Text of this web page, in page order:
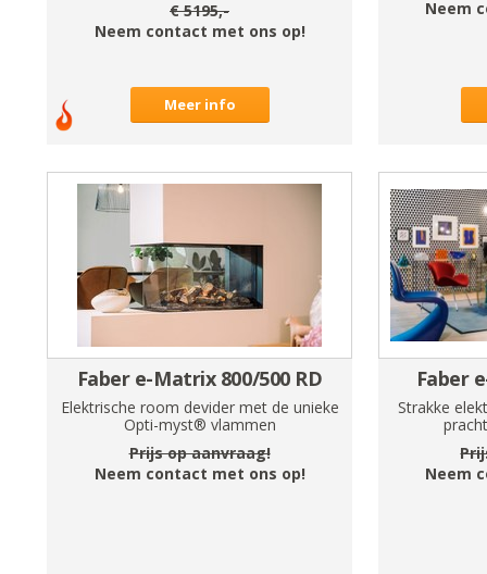
€5195,-
Neem contact met ons op!
Meer info
Neem
Faber e-Matrix 800/500 RD
Elektrische room devider met de unieke
Opti-myst® vlammen
Prijs op aanvraag!
Neem contact met ons op!
Faber
Strakke
Neem